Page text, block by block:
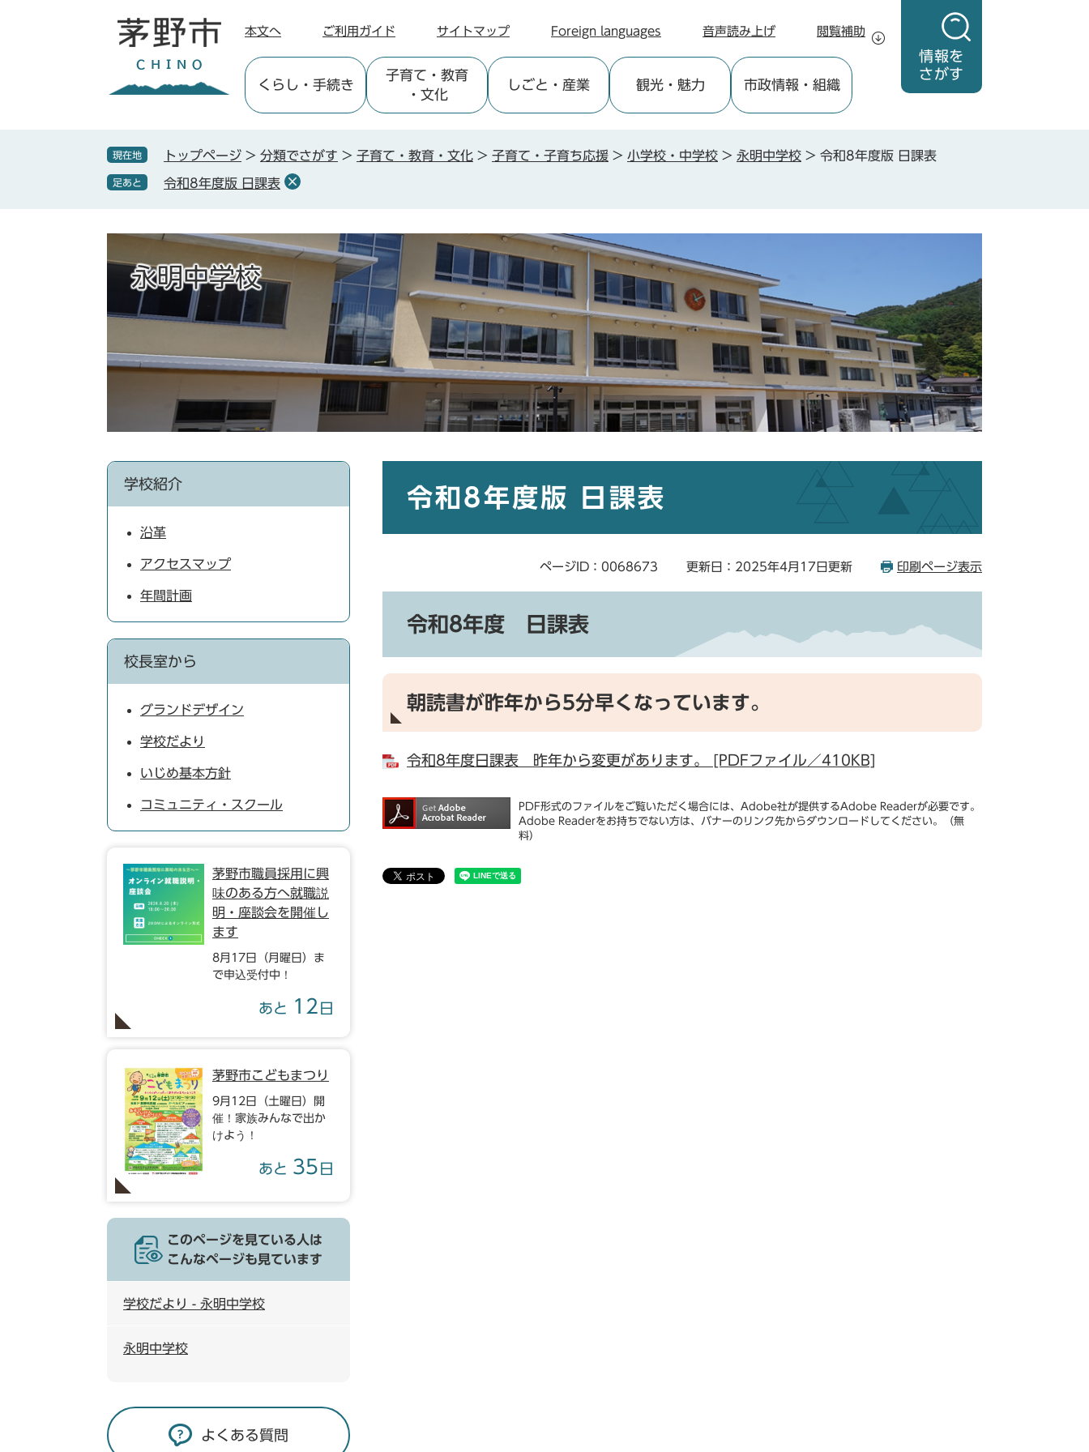
情報を
さがす
本文へ ご利用ガイド サイトマップ Foreign languages 音声読み上げ 閲覧補助
くらし ・手続き
子育て ・教育
・文化
しごと ・産業 観光・魅力 市政情報 ・組織
現在地 トップページ > 分類でさがす > 子育て・教育・文化 > 子育て・子育ち応援 > 小学校・中学校 > 永明中学校 > 令和8年度版 日課表
足あと 令和8年度版 日課表
永明中学校
令和8年度版 日課表
ページID：0068673 更新日：2025年4月17日更新 印刷ページ表示
令和8年度 日課表
朝読書が昨年から5分早くなっています。
令和8年度日課表 昨年から変更があります。 [PDFファイル／410KB]
PDF形式のファイルをご覧いただく場合には、Adobe社が提供するAdobe Readerが必要です。
Adobe Readerをお持ちでない方は、バナーのリンク先からダウンロードしてください。（無
料）
学校紹介
沿革
アクセスマップ
年間計画
校長室から
グランドデザイン
学校だより
いじめ基本方針
コミュニティ・スクール
茅野市職員採用に興
味のある方へ就職説
明・座談会を開催し
ます
8月17日（月曜日）ま
で申込受付中！
あと 12 日
茅野市こどもまつり
9月12日（土曜日）開
催！家族みんなで出か
けよう！
あと 35 日
このページを見ている人は
こんなページも見ています
学校だより - 永明中学校
永明中学校
よくある質問